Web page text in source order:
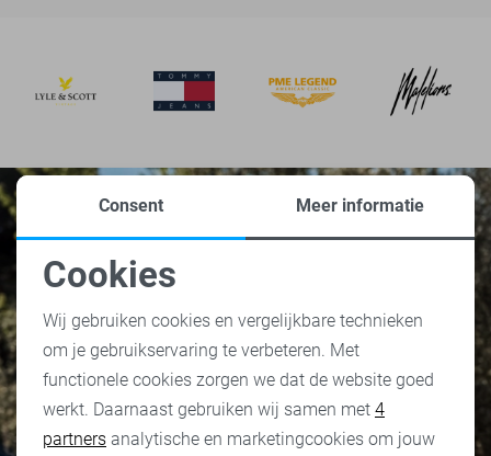
LolaLiza
Shop nu
Vanguard
Shop nu
Noodzakelijke cookies
Personalisatie cookies
Analytische cookies
Consent Meer informatie
Cookies
Wij gebruiken cookies en vergelijkbare technieken
om je gebruikservaring te verbeteren. Met
functionele cookies zorgen we dat de website goed
werkt. Daarnaast gebruiken wij samen met 4
partners analytische en marketingcookies om jouw